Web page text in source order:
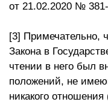
от 21.02.2020 №
[3] Примечательно,
Закона в
чтении в него был
положений, не
никакого